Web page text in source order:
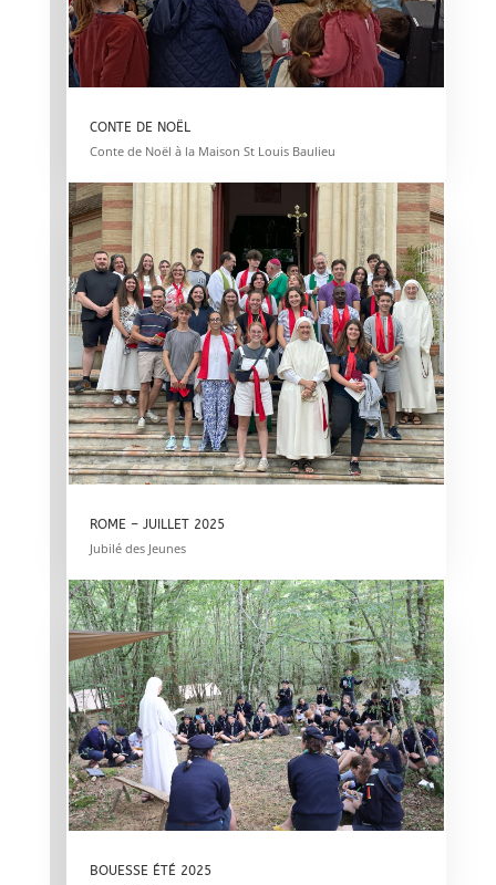
CONTE DE NOËL
Conte de Noël à la Maison St Louis Baulieu
ROME – JUILLET 2025
Jubilé des Jeunes
BOUESSE ÉTÉ 2025